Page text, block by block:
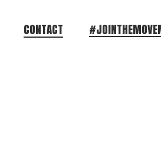
CONTACT